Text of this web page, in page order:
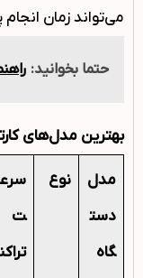
می‌تواند زمان
حتما بخوانید:
بهترین مدل‌های
مدل
دست
گاه
نوع
سرع
ت
تراکن